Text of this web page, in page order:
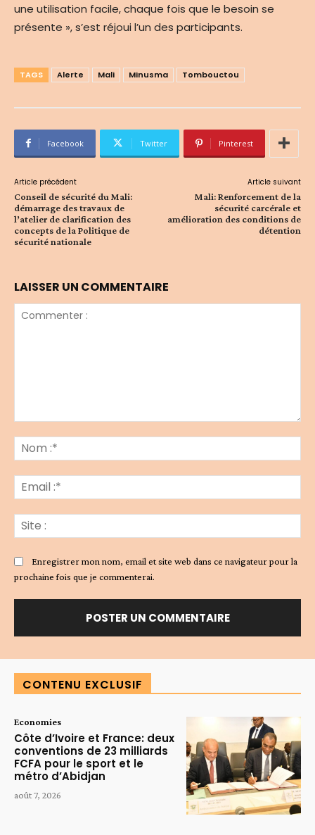
une utilisation facile, chaque fois que le besoin se
présente », s’est réjoui l’un des participants.
TAGS Alerte Mali Minusma Tombouctou
Facebook Twitter Pinterest
Article précédent
Conseil de sécurité du Mali:
démarrage des travaux de
l’atelier de clarification des
concepts de la Politique de
sécurité nationale
Article suivant
Mali: Renforcement de la
sécurité carcérale et
amélioration des conditions de
détention
LAISSER UN COMMENTAIRE
:*
:*
:
Enregistrer mon nom, email et site web dans ce navigateur pour la
prochaine fois que je commenterai.
CONTENU EXCLUSIF
Economies
Côte d’Ivoire et France: deux
conventions de 23 milliards
FCFA pour le sport et le
métro d’Abidjan
août 7, 2026